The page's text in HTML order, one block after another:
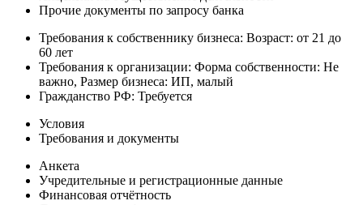
Прочие документы по запросу банка
Требования к собственнику бизнеса: Возраст: от 21 до
60 лет
Требования к организации: Форма собственности: Не
важно, Размер бизнеса: ИП, малый
Гражданство РФ: Требуется
Условия
Требования и документы
Анкета
Учредительные и регистрационные данные
Финансовая отчётность